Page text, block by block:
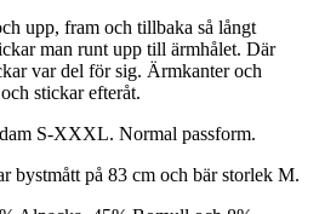
upp, fram och tillbaka så långt
man runt upp till ärmhålet. Där
var del för sig. Ärmkanter och
stickar efteråt.
S-XXXL. Normal passform.
bystmått på 83 cm och bär storlek M.